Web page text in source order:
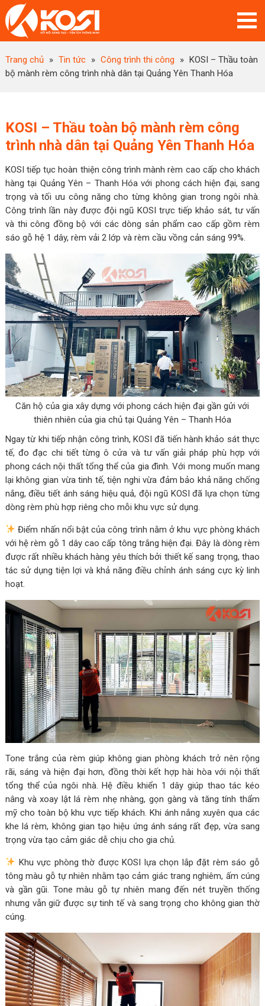
Trang chủ » Tin tức » Công trình thi công » KOSI – Thầu toàn
bộ mành rèm công trình nhà dân tại Quảng Yên Thanh Hóa
KOSI – Thầu toàn bộ mành rèm công
trình nhà dân tại Quảng Yên Thanh Hóa
KOSI tiếp tục hoàn thiện công trình mành rèm cao cấp cho khách
hàng tại Quảng Yên – Thanh Hóa với phong cách hiện đại, sang
trọng và tối ưu công năng cho từng không gian trong ngôi nhà.
Công trình lần này được đội ngũ KOSI trực tiếp khảo sát, tư vấn
và thi công đồng bộ với các dòng sản phẩm cao cấp gồm rèm
sáo gỗ hệ 1 dây, rèm vải 2 lớp và rèm cầu vồng cản sáng 99%.
Căn hộ của gia xây dựng với phong cách hiện đại gần gửi với
thiên nhiên của gia chủ tại Quảng Yên – Thanh Hóa
Ngay từ khi tiếp nhận công trình, KOSI đã tiến hành khảo sát thực
tế, đo đạc chi tiết từng ô cửa và tư vấn giải pháp phù hợp với
phong cách nội thất tổng thể của gia đình. Với mong muốn mang
lại không gian vừa tinh tế, tiện nghi vừa đảm bảo khả năng chống
nắng, điều tiết ánh sáng hiệu quả, đội ngũ KOSI đã lựa chọn từng
dòng rèm phù hợp riêng cho mỗi khu vực sử dụng.
Điểm nhấn nổi bật của công trình nằm ở khu vực phòng khách
với hệ rèm gỗ 1 dây cao cấp tông trắng hiện đại. Đây là dòng rèm
được rất nhiều khách hàng yêu thích bởi thiết kế sang trọng, thao
tác sử dụng tiện lợi và khả năng điều chỉnh ánh sáng cực kỳ linh
hoạt.
Tone trắng của rèm giúp không gian phòng khách trở nên rộng
rãi, sáng và hiện đại hơn, đồng thời kết hợp hài hòa với nội thất
tổng thể của ngôi nhà. Hệ điều khiển 1 dây giúp thao tác kéo
nâng và xoay lật lá rèm nhẹ nhàng, gọn gàng và tăng tính thẩm
mỹ cho toàn bộ khu vực tiếp khách. Khi ánh nắng xuyên qua các
khe lá rèm, không gian tạo hiệu ứng ánh sáng rất đẹp, vừa sang
trọng vừa tạo cảm giác dễ chịu cho gia chủ.
Khu vực phòng thờ được KOSI lựa chọn lắp đặt rèm sáo gỗ
tông màu gỗ tự nhiên nhằm tạo cảm giác trang nghiêm, ấm cúng
và gần gũi. Tone màu gỗ tự nhiên mang đến nét truyền thống
nhưng vẫn giữ được sự tinh tế và sang trọng cho không gian thờ
cúng.